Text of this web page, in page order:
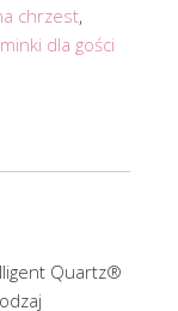
chrzest,
dla gości
Quartz®